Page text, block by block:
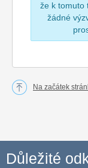
že k tomuto
žádné
Na začátek
Důležité